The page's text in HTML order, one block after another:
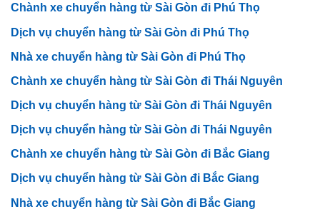
Chành xe chuyển hàng từ Sài Gòn đi Phú Thọ
Dịch vụ chuyển hàng từ Sài Gòn đi Phú Thọ
Nhà xe chuyển hàng từ Sài Gòn đi Phú Thọ
Chành xe chuyển hàng từ Sài Gòn đi Thái Nguyên
Dịch vụ chuyển hàng từ Sài Gòn đi Thái Nguyên
Dịch vụ chuyển hàng từ Sài Gòn đi Thái Nguyên
Chành xe chuyển hàng từ Sài Gòn đi Bắc Giang
Dịch vụ chuyển hàng từ Sài Gòn đi Bắc Giang
Nhà xe chuyển hàng từ Sài Gòn đi Bắc Giang